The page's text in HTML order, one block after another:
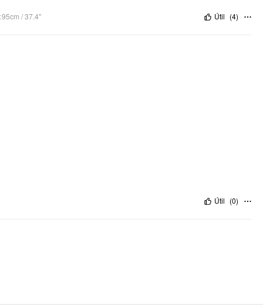
:95cm / 37.4" Útil (4)
Útil (0)